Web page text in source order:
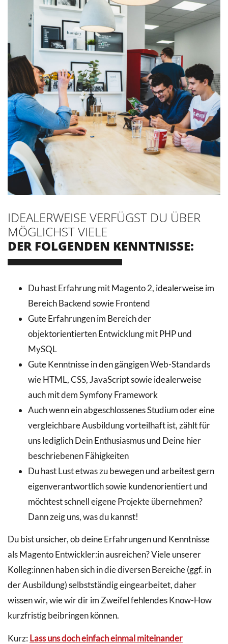
IDEALERWEISE VERFÜGST DU ÜBER
MÖGLICHST VIELE
DER FOLGENDEN KENNTNISSE:
Du hast Erfahrung mit Magento 2, idealerweise im
Bereich Backend sowie Frontend
Gute Erfahrungen im Bereich der
objektorientierten Entwicklung mit PHP und
MySQL
Gute Kenntnisse in den gängigen Web-Standards
wie HTML, CSS, JavaScript sowie idealerweise
auch mit dem Symfony Framework
Auch wenn ein abgeschlossenes Studium oder eine
vergleichbare Ausbildung vorteilhaft ist, zählt für
uns lediglich Dein Enthusiasmus und Deine hier
beschriebenen Fähigkeiten
Du hast Lust etwas zu bewegen und arbeitest gern
eigenverantwortlich sowie kundenorientiert und
möchtest schnell eigene Projekte übernehmen?
Dann zeig uns, was du kannst!
Du bist unsicher, ob deine Erfahrungen und Kenntnisse
als Magento Entwickler:in ausreichen? Viele unserer
Kolleg:innen haben sich in die diversen Bereiche (ggf. in
der Ausbildung) selbstständig eingearbeitet, daher
wissen wir, wie wir dir im Zweifel fehlendes Know-How
kurzfristig beibringen können.
Kurz: Lass uns doch einfach einmal miteinander